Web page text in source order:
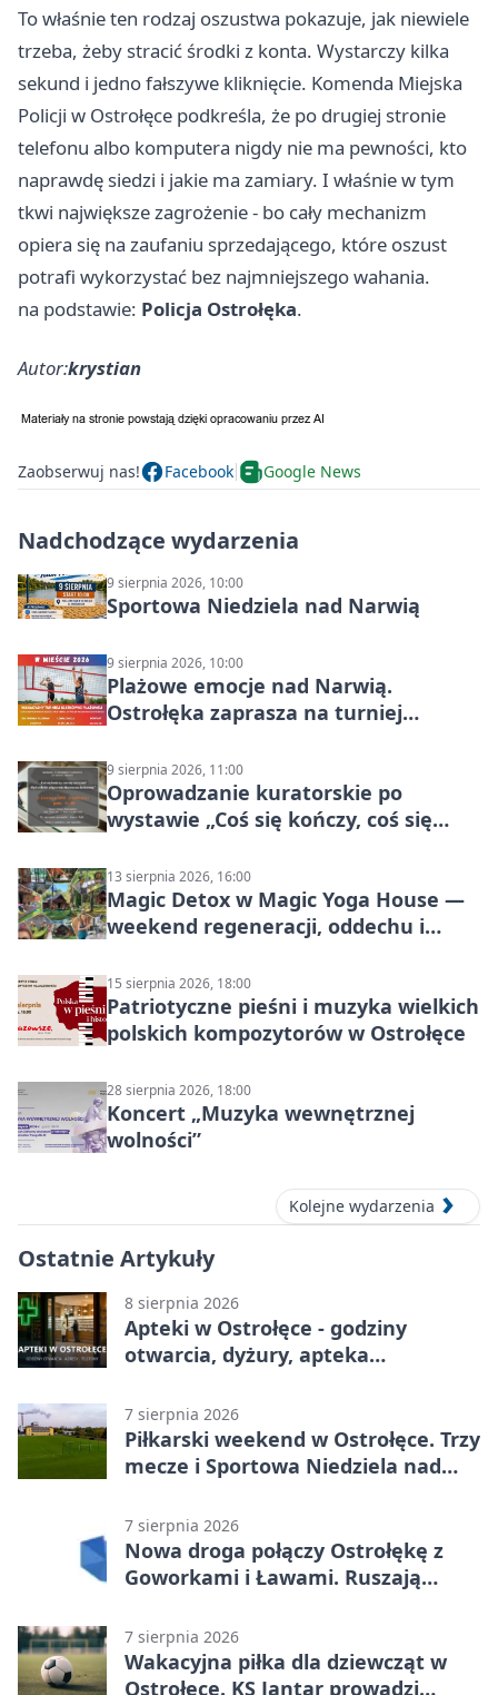
To właśnie ten rodzaj oszustwa pokazuje, jak niewiele
trzeba, żeby stracić środki z konta. Wystarczy kilka
sekund i jedno fałszywe kliknięcie. Komenda Miejska
Policji w Ostrołęce podkreśla, że po drugiej stronie
telefonu albo komputera nigdy nie ma pewności, kto
naprawdę siedzi i jakie ma zamiary. I właśnie w tym
tkwi największe zagrożenie - bo cały mechanizm
opiera się na zaufaniu sprzedającego, które oszust
potrafi wykorzystać bez najmniejszego wahania.
na podstawie: Policja Ostrołęka.
Autor:krystian
Zaobserwuj nas! Facebook Google News
Nadchodzące wydarzenia
9 sierpnia 2026, 10:00
Sportowa Niedziela nad Narwią
9 sierpnia 2026, 10:00
Plażowe emocje nad Narwią.
Ostrołęka zaprasza na turniej
9 sierpnia 2026, 11:00
Oprowadzanie kuratorskie po
wystawie „Coś się kończy, coś się
Mazowsza do Korony”
13 sierpnia 2026, 16:00
Magic Detox w Magic Yoga House —
weekend regeneracji, oddechu i
15 sierpnia 2026, 18:00
Patriotyczne pieśni i muzyka wielkich
polskich kompozytorów w Ostrołęce
28 sierpnia 2026, 18:00
Koncert „Muzyka wewnętrznej
wolności”
Kolejne wydarzenia
Ostatnie Artykuły
8 sierpnia 2026
Apteki w Ostrołęce - godziny
otwarcia, dyżury, apteka
7 sierpnia 2026
Piłkarski weekend w Ostrołęce. Trzy
mecze i Sportowa Niedziela nad
7 sierpnia 2026
Nowa droga połączy Ostrołękę z
Goworkami i Ławami. Ruszają
7 sierpnia 2026
Wakacyjna piłka dla dziewcząt w
Ostrołęce. KS Jantar prowadzi